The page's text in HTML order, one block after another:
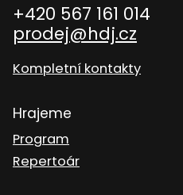
+420 567 161 014
prodej@hdj.cz
Kompletní kontakty
Hrajeme
Program
Repertoár